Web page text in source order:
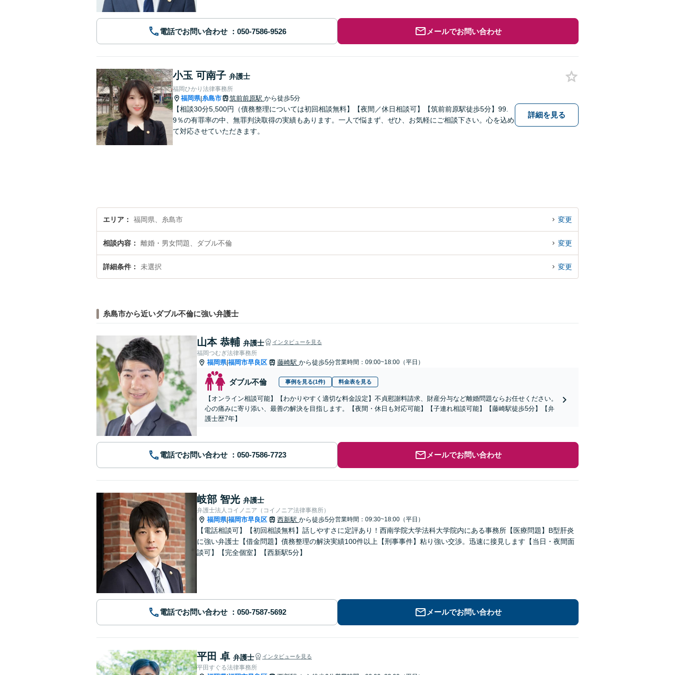
電話でお問い合わせ メールでお問い合わせ
小玉 可南子 弁護士
福岡ひかり法律事務所
福岡県|糸島市 筑前前原駅 から徒歩5分
【相談30分5,500円（債務整理については初回相談無料】【夜間／休日相談可】【筑前前原駅徒歩5分】99.
9％の有罪率の中、無罪判決取得の実績もあります。一人で悩まず、ぜひ、お気軽にご相談下さい。心を込め
て対応させていただきます。
詳細を見る
エリア 福岡県、糸島市 変更
相談内容 離婚・男女問題、ダブル不倫 変更
詳細条件 未選択 変更
糸島市から近いダブル不倫に強い弁護士
山本 恭輔 弁護士 インタビューを見る
福岡つむぎ法律事務所
福岡県|福岡市早良区 藤崎駅 から徒歩5分営業時間：09:00~18:00（平日）
ダブル不倫 事例を見る(1件) 料金表を見る
【オンライン相談可能】【わかりやすく適切な料金設定】不貞慰謝料請求、財産分与など離婚問題ならお任せください。
心の痛みに寄り添い、最善の解決を目指します。【夜間・休日も対応可能】【子連れ相談可能】【藤崎駅徒歩5分】【弁
護士歴7年】
電話でお問い合わせ メールでお問い合わせ
岐部 智光 弁護士
弁護士法人コイノニア（コイノニア法律事務所）
福岡県|福岡市早良区 西新駅 から徒歩5分営業時間：09:30~18:00（平日）
【電話相談可】【初回相談無料】話しやすさに定評あり！西南学院大学法科大学院内にある事務所【医療問題】B型肝炎
に強い弁護士【借金問題】債務整理の解決実績100件以上【刑事事件】粘り強い交渉。迅速に接見します【当日・夜間面
談可】【完全個室】【西新駅5分】
電話でお問い合わせ メールでお問い合わせ
平田 卓 弁護士 インタビューを見る
平田すぐる法律事務所